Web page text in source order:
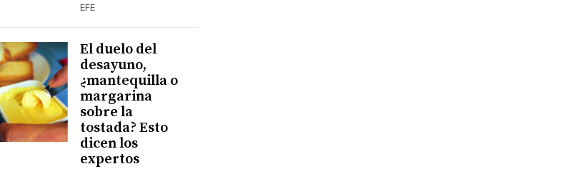
EFE
El duelo del
desayuno,
¿mantequilla o
margarina
sobre la
tostada? Esto
dicen los
expertos